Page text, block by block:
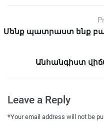
Մենք պատրաստ ենք
Անհանգիստ
Leave a Reply
Your email address will not be
*